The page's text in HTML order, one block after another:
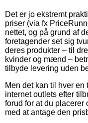
Det er jo ekstremt
priser (via fx
nettet, og på grund af
foretagender set sig
deres produkter – til
kvinder og mænd –
tilbyde levering uden
Men det kan til hver
internet outlets efter
forud for at du placerer
med at antage den